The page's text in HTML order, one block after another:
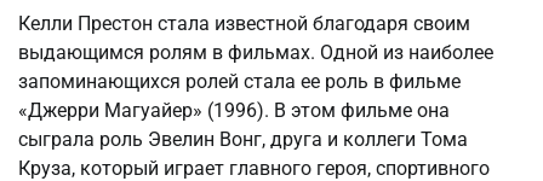
Келли Престон стала известной благодаря своим
выдающимся ролям в фильмах. Одной из наиболее
запоминающихся ролей стала ее роль в фильме
«Джерри Магуайер» (1996). В этом фильме она
сыграла роль Эвелин Вонг, друга и коллеги Тома
Круза, который играет главного героя, спортивного